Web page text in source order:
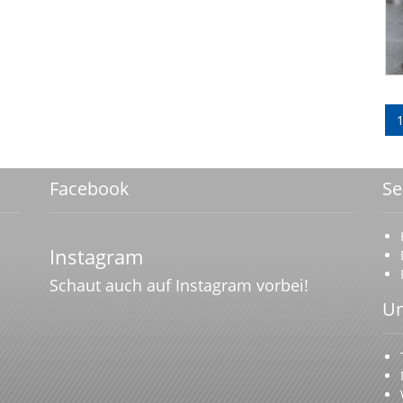
Facebook
Instagram
Schaut auch auf Instagram vorbei!